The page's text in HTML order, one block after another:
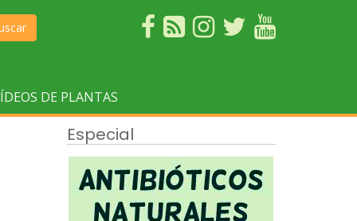
DE PLANTAS
Especial